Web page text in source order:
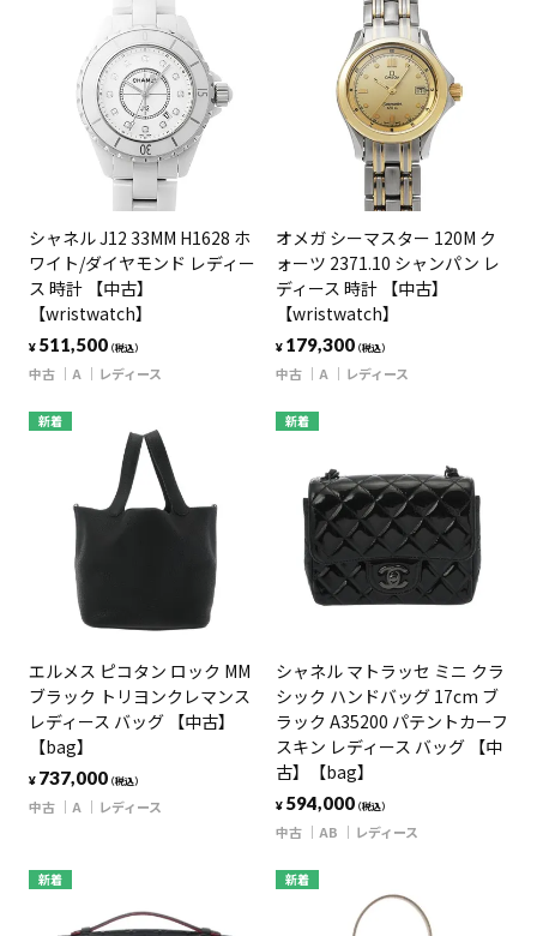
シャネル J12 33MM H1628 ホ
ワイト/ダイヤモンド レディー
ス 時計 【中古】
【wristwatch】
¥ 511,500（税込）
中古 A レディース
オメガ シーマスター 120M ク
ォーツ 2371.10 シャンパン レ
ディース 時計 【中古】
【wristwatch】
¥ 179,300（税込）
中古 A レディース
新着
エルメス ピコタン ロック MM
ブラック トリヨンクレマンス
レディース バッグ 【中古】
【bag】
¥ 737,000（税込）
中古 A レディース
新着
シャネル マトラッセ ミニ クラ
シック ハンドバッグ 17cm ブ
ラック A35200 パテントカーフ
スキン レディース バッグ 【中
古】【bag】
¥ 594,000（税込）
中古 AB レディース
新着 新着